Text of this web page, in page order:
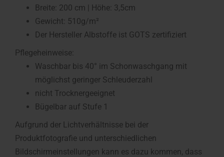
Breite: 200 cm | Höhe: 3,5cm
Gewicht: 510g/m²
Der Hersteller Albstoffe ist GOTS zertifiziert
Pflegeheinweise:
Waschbar bis 40° im Schonwaschgang mit
möglichst geringer Schleuderzahl
nicht Trocknergeeignet
Bügelbar auf Stufe 1
Aufgrund der Lichtverhältnisse bei der
Produktfotografie und unterschiedlichen
Bildschirmeinstellungen kann es dazu kommen, dass